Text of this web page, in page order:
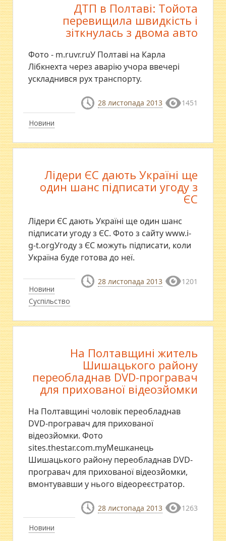
Новини
ДТП в Полтаві: Тойота
перевищила швидкість і
зіткнулась з двома авто
Фото - m.ruvr.ruУ Полтаві на Карла
Лібкнехта через аварію учора ввечері
ускладнився рух транспорту.
28 листопада 2013 1451
Новини
Суспільство
Лідери ЄС дають Україні ще
один шанс підписати угоду з
ЄС
Лідери ЄС дають Україні ще один шанс
підписати угоду з ЄС. Фото з сайту www.i-
g-t.orgУгоду з ЄС можуть підписати, коли
Україна буде готова до неї.
28 листопада 2013 1201
Новини
На Полтавщині житель
Шишацького району
переобладнав DVD-програвач
для прихованої відеозйомки
На Полтавщині чоловік переобладнав
DVD-програвач для прихованої
відеозйомки. Фото
sites.thestar.com.myМешканець
Шишацького району переобладнав DVD-
програвач для прихованої відеозйомки,
вмонтувавши у нього відеореєстратор.
28 листопада 2013 1263